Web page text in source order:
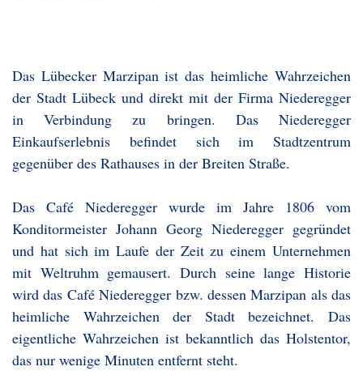
Das Lübecker Marzipan ist das heimliche Wahrzeichen
der Stadt Lübeck und direkt mit der Firma Niederegger
in Verbindung zu bringen. Das Niederegger
Einkaufserlebnis befindet sich im Stadtzentrum
gegenüber des Rathauses in der Breiten Straße.
Das Café Niederegger wurde im Jahre 1806 vom
Konditormeister Johann Georg Niederegger gegründet
und hat sich im Laufe der Zeit zu einem Unternehmen
mit Weltruhm gemausert. Durch seine lange Historie
wird das Café Niederegger bzw. dessen Marzipan als das
heimliche Wahrzeichen der Stadt bezeichnet. Das
eigentliche Wahrzeichen ist bekanntlich das Holstentor,
das nur wenige Minuten entfernt steht.